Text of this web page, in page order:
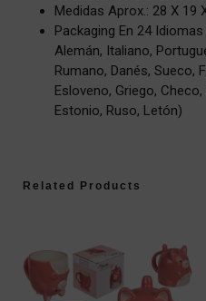
Medidas Aprox.: 28 X 19
Packaging En 24
Alemán, Italiano,
Rumano, Danés, Sueco,
Esloveno, Griego,
Estonio, Ruso, Letón)
Related Products